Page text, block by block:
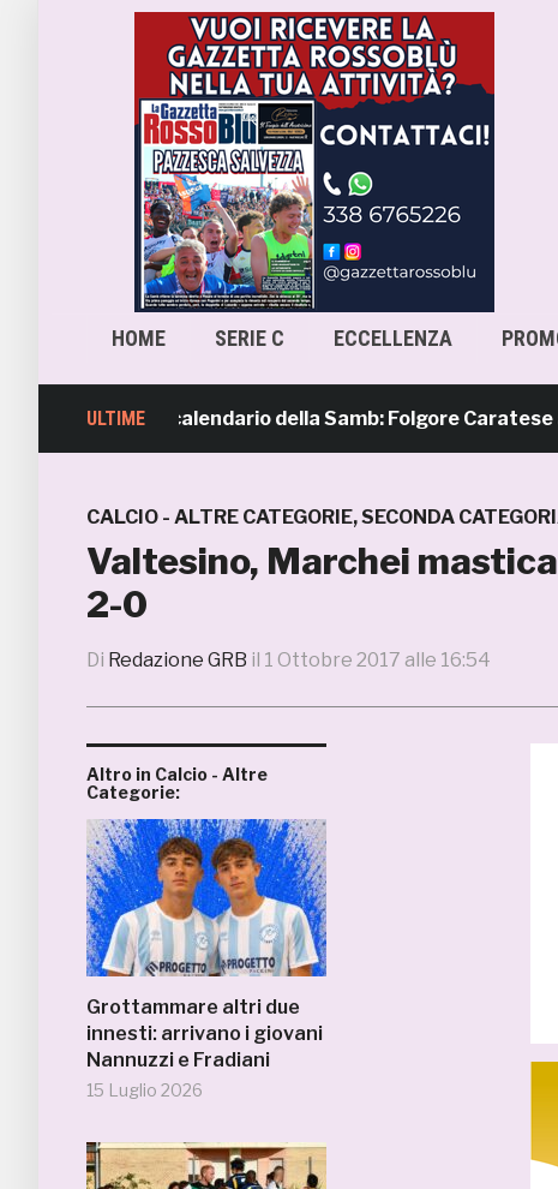
HOME SERIE C ECCELLENZA
ULTIME
4, il calendario della Samb: Folgore Caratese
CALCIO - ALTRE CATEGORIE,SECONDA
Valtesino, Marchei mastica
2-0
Di Redazione GRB il 1 Ottobre 2017 alle 16:54
Altro in Calcio - Altre
Categorie:
Grottammare altri due
innesti: arrivano i giovani
Nannuzzi e Fradiani
15 Luglio 2026